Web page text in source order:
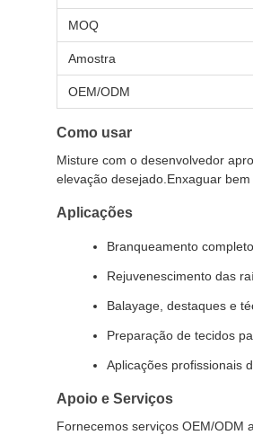
MOQ
Amostra
OEM/ODM
Como usar
Misture com o desenvolvedor
elevação desejado.Enxaguar
Aplicações
Branqueamento
Rejuvenescimento das
Balayage, destaques e
Preparação de tecidos
Aplicações profissionais
Apoio e Serviços
Fornecemos serviços OEM/ODM